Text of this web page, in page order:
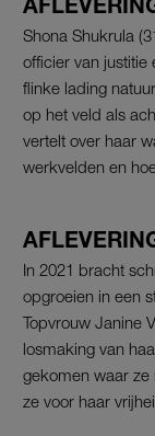
Shona Shukrula
officier van justitie
flinke lading
op het veld als
vertelt over haar
werkvelden en
In 2021 bracht
opgroeien in een
Topvrouw Janine
losmaking van
gekomen waar ze
ze voor haar